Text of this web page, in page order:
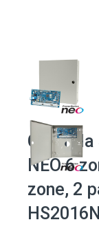
Centrala
NEO 6
zone, 2